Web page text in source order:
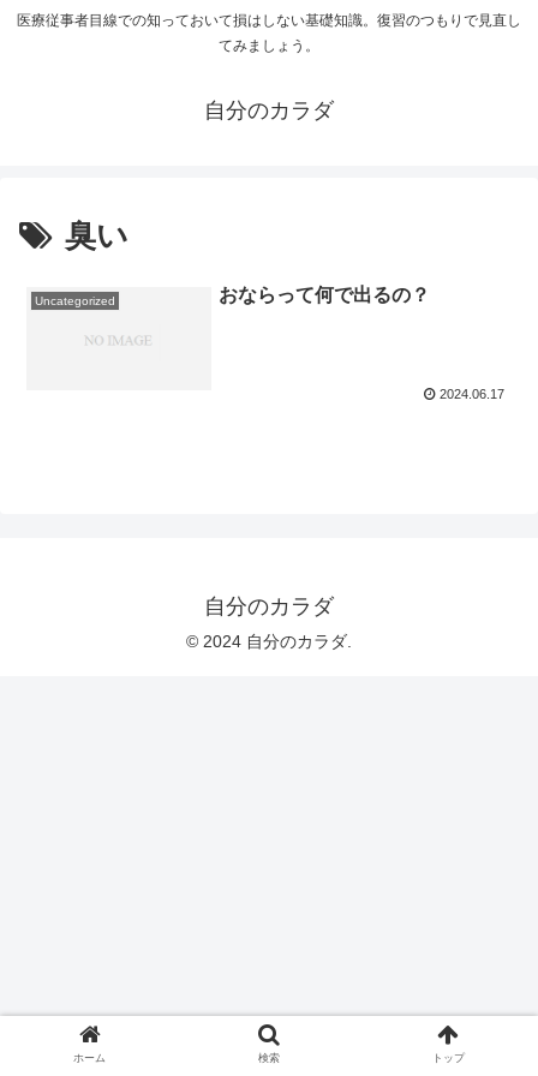
医療従事者目線での知っておいて損はしない基礎知識。復習のつもりで見直し
てみましょう。
自分のカラダ
臭い
Uncategorized おならって何で出るの？
2024.06.17
自分のカラダ
© 2024 自分のカラダ.
ホーム 検索 トップ